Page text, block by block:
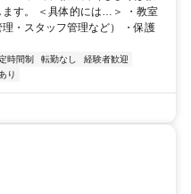
す。 ＜具体的には…＞ ・教室
・スタッフ管理など） ・保護
時間制 転勤なし
経験者歓迎
り